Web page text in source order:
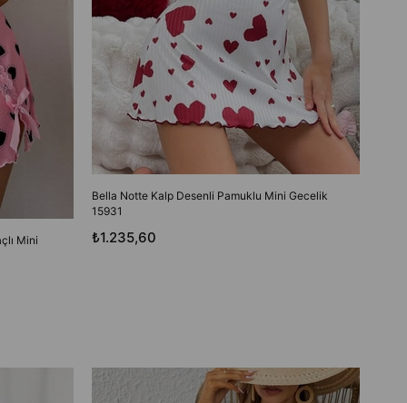
Mini
Bella Notte Kalp Desenli Pamuklu Mini Gecelik
15931
₺1.235,60